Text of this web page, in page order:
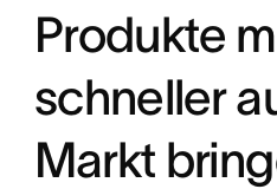
Produkte
schneller
Markt